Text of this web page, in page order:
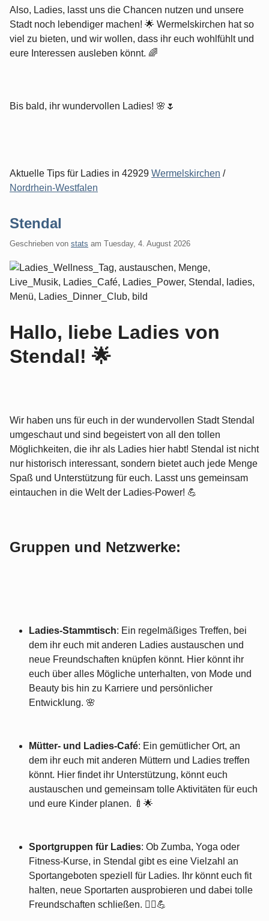
Also, Ladies, lasst uns die Chancen nutzen und unsere
Stadt noch lebendiger machen! 🌟 Wermelskirchen hat so
viel zu bieten, und wir wollen, dass ihr euch wohlfühlt und
eure Interessen ausleben könnt. 🌈
Bis bald, ihr wundervollen Ladies! 🌸🌷
Aktuelle Tips für Ladies in 42929 Wermelskirchen /
Nordrhein-Westfalen
Stendal
Geschrieben von stats am Tuesday, 4. August 2026
Hallo, liebe Ladies von
Stendal! 🌟
Wir haben uns für euch in der wundervollen Stadt Stendal
umgeschaut und sind begeistert von all den tollen
Möglichkeiten, die ihr als Ladies hier habt! Stendal ist nicht
nur historisch interessant, sondern bietet auch jede Menge
Spaß und Unterstützung für euch. Lasst uns gemeinsam
eintauchen in die Welt der Ladies-Power! 💪
Gruppen und Netzwerke:
Ladies-Stammtisch: Ein regelmäßiges Treffen, bei
dem ihr euch mit anderen Ladies austauschen und
neue Freundschaften knüpfen könnt. Hier könnt ihr
euch über alles Mögliche unterhalten, von Mode und
Beauty bis hin zu Karriere und persönlicher
Entwicklung. 🌸
Mütter- und Ladies-Café: Ein gemütlicher Ort, an
dem ihr euch mit anderen Müttern und Ladies treffen
könnt. Hier findet ihr Unterstützung, könnt euch
austauschen und gemeinsam tolle Aktivitäten für euch
und eure Kinder planen. 🍼🌟
Sportgruppen für Ladies: Ob Zumba, Yoga oder
Fitness-Kurse, in Stendal gibt es eine Vielzahl an
Sportangeboten speziell für Ladies. Ihr könnt euch fit
halten, neue Sportarten ausprobieren und dabei tolle
Freundschaften schließen. 🏃‍♀️💪